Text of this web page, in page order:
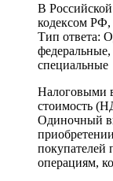
В
кодексом РФ,
Тип ответа:
специальные
Налоговыми
стоимость
Одиночный
покупателей
операциям,